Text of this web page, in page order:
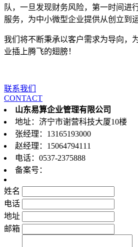
队，一旦发现财务风险，第一时间进
服务，为中小微型企业提供从创立到
我们将不断秉承以客户需求为导向，
业插上腾飞的翅膀！
联系我们
CONTACT
山东易算企业管理有限公司
地址：济宁市谢营科技大厦10楼
张经理：13165193000
赵经理：15064794111
电话：0537-2375888
备案号：
姓名
电话
地址
邮箱